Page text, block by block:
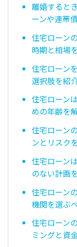
離婚すると
ーンや連帯
住宅ローン
時期と相場
住宅ローン
選択肢を紹
住宅ローン
めの年齢を
住宅ローン
ンとリスク
住宅ローン
のない計画
住宅ローン
機関を選ぶ
住宅ローン
ミングと資